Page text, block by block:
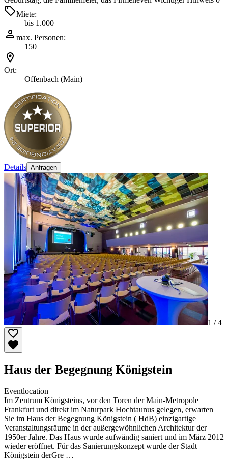
Miete:
bis 1.000
max. Personen:
150
Ort:
Offenbach (Main)
Details Anfragen
1 /4
Haus der Begegnung Königstein
Eventlocation
Im Zentrum Königsteins, vor den Toren der Main-Metropole
Frankfurt und direkt im Naturpark Hochtaunus gelegen, erwarten
Sie im Haus der Begegnung Königstein ( HdB) einzigartige
Veranstaltungsräume in der außergewöhnlichen Architektur der
1950er Jahre. Das Haus wurde aufwändig saniert und im März 2012
wieder eröffnet. Für das Sanierungskonzept wurde der Stadt
Königstein derGre …